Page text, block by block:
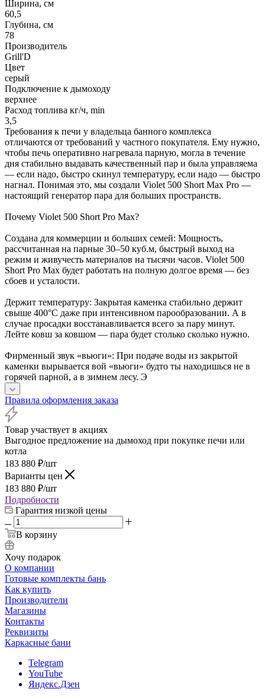
Ширина, см
60,5
Глубина, см
78
Производитель
Grill'D
Цвет
серый
Подключение к дымоходу
верхнее
Расход топлива кг/ч, min
3,5
Требования к печи у владельца банного комплекса
отличаются от требований у частного покупателя. Ему нужно,
чтобы печь оперативно нагревала парную, могла в течение
дня стабильно выдавать качественный пар и была управляема
— если надо, быстро скинул температуру, если надо — быстро
нагнал. Понимая это, мы создали Violet 500 Short Max Pro —
настоящий генератор пара для больших пространств.
Почему Violet 500 Short Pro Max?
Создана для коммерции и больших семей: Мощность,
рассчитанная на парные 30–50 куб.м, быстрый выход на
режим и живучесть материалов на тысячи часов. Violet 500
Short Pro Max будет работать на полную долгое время — без
сбоев и усталости.
Держит температуру: Закрытая каменка стабильно держит
свыше 400°C даже при интенсивном парообразовании. А в
случае просадки восстанавливается всего за пару минут.
Лейте ковш за ковшом — пара будет столько сколько нужно.
Фирменный звук «вьюги»: При подаче воды из закрытой
каменки вырывается вой «вьюги» будто ты находишься не в
горячей парной, а в зимнем лесу. Э
Правила оформления заказа
Товар участвует в акциях
Выгодное предложение на дымоход при покупке печи или
котла
183 880 ₽/шт
Варианты цен
183 880 ₽/шт
Подробности
Гарантия низкой цены
В корзину
Хочу подарок
О компании
Готовые комплекты бань
Как купить
Производители
Магазины
Контакты
Реквизиты
Каркасные бани
Telegram
YouTube
Яндекс.Дзен